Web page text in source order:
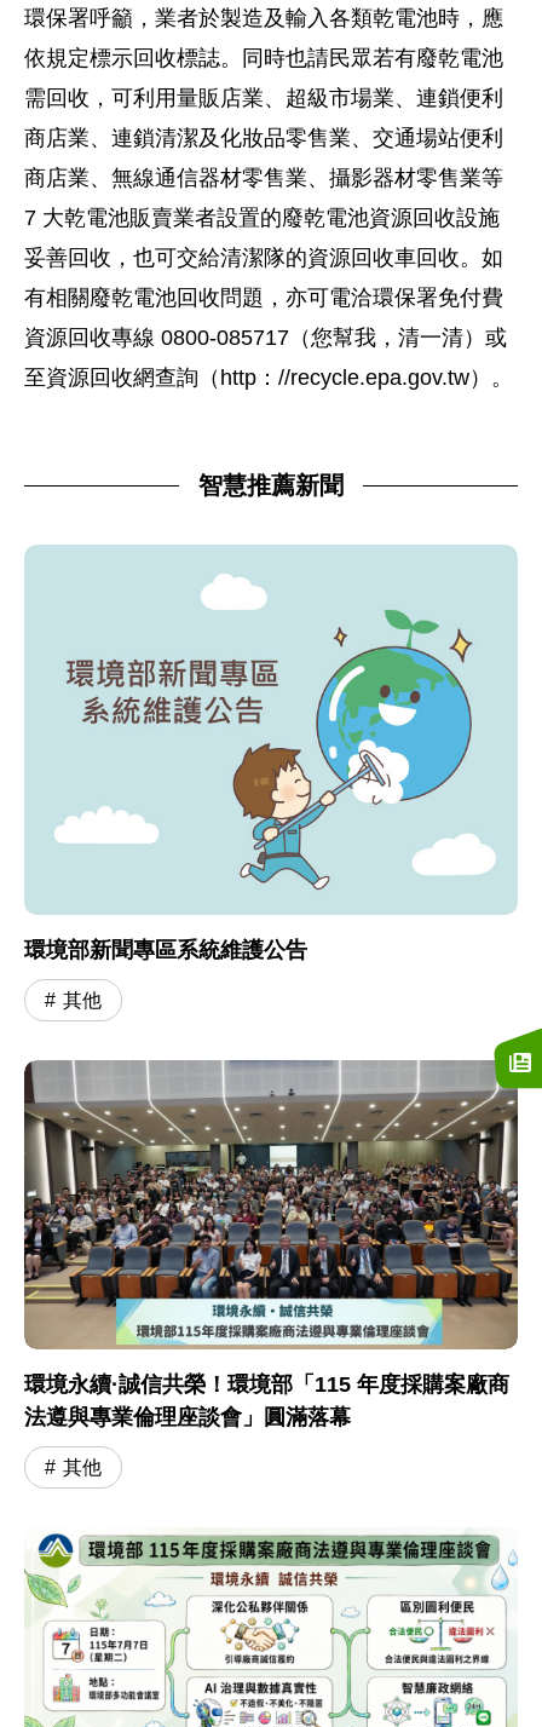
環保署呼籲，業者於製造及輸入各類乾電池時，應
依規定標示回收標誌。同時也請民眾若有廢乾電池
需回收，可利用量販店業、超級市場業、連鎖便利
商店業、連鎖清潔及化妝品零售業、交通場站便利
商店業、無線通信器材零售業、攝影器材零售業等
7 大乾電池販賣業者設置的廢乾電池資源回收設施
妥善回收，也可交給清潔隊的資源回收車回收。如
有相關廢乾電池回收問題，亦可電洽環保署免付費
資源回收專線 0800-085717（您幫我，清一清）或
至資源回收網查詢（http：//recycle.epa.gov.tw）。
智慧推薦新聞
環境部新聞專區系統維護公告
其他
環境永續·誠信共榮！環境部「115 年度採購案廠商
法遵與專業倫理座談會」圓滿落幕
其他